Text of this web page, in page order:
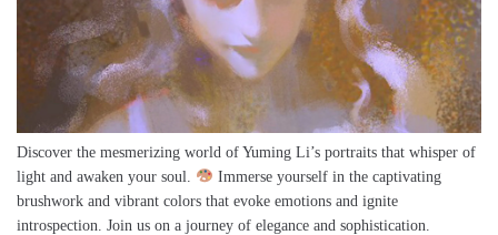
Discover the mesmerizing world of Yuming Li’s portraits that whisper of
light and awaken your soul.
Immerse yourself in the captivating
brushwork and vibrant colors that evoke emotions and ignite
introspection. Join us on a journey of elegance and sophistication.